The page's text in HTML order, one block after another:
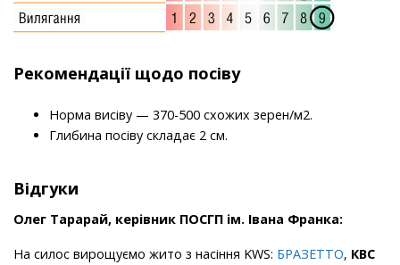
Рекомендації щодо посіву
Норма висіву — 370-500 схожих зерен/м2.
Глибина посіву складає 2 см.
Відгуки
Олег Тарарай, керівник ПОСГП ім. Івана Франка:
На силос вирощуємо жито з насіння KWS: БРАЗЕТТО, КВС